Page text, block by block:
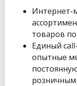
Интернет-
товаров по
Единый
опытные